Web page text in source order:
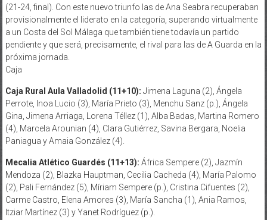
(21-24, final). Con este nuevo triunfo las de Ana Seabra recuperaban
provisionalmente el liderato en la categoría, superando virtualmente
a un Costa del Sol Málaga que también tiene todavía un partido
pendiente y que será, precisamente, el rival para las de A Guarda en la
próxima jornada.
Caja
Caja Rural Aula Valladolid (11+10): Jimena Laguna (2), Ángela
Perrote, Inoa Lucio (3), María Prieto (3), Menchu Sanz (p.), Ángela
Gina, Jimena Arriaga, Lorena Téllez (1), Alba Badas, Martina Romero
(4), Marcela Arounian (4), Clara Gutiérrez, Savina Bergara, Noelia
Paniagua y Amaia González (4).
Mecalia Atlético Guardés (11+13): África Sempere (2), Jazmín
Mendoza (2), Blazka Hauptman, Cecilia Cacheda (4), María Palomo
(2), Pali Fernández (5), Míriam Sempere (p.), Cristina Cifuentes (2),
Carme Castro, Elena Amores (3), María Sancha (1), Ania Ramos,
Itziar Martínez (3) y Yanet Rodríguez (p.).